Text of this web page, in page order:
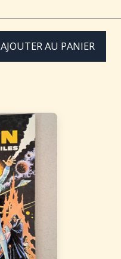
AJOUTER AU PANIER